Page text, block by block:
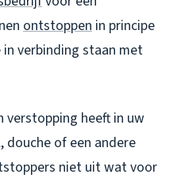
ontstoppen in principe
verbinding staan met
verstopping heeft in uw
of een andere
niet uit wat voor